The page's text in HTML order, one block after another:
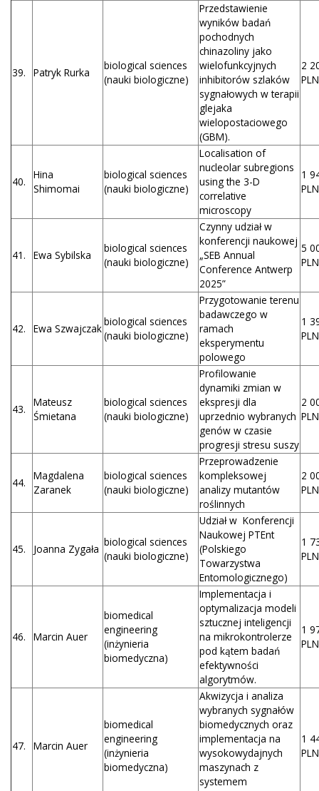
39. Patryk Rurka
biological sciences
(nauki biologiczne)
Przedstawienie
wyników badań
pochodnych
chinazoliny jako
wielofunkcyjnych
inhibitorów szlaków
sygnałowych w terapii
glejaka
wielopostaciowego
(GBM).
2
PLN
40.
Hina
Shimomai
biological sciences
(nauki biologiczne)
Localisation of
nucleolar subregions
using the 3-D
correlative
microscopy
1
PLN
41. Ewa Sybilska
biological sciences
(nauki biologiczne)
Czynny udział w
konferencji naukowej
„SEB Annual
Conference Antwerp
2025”
5
PLN
42. Ewa Szwajczak
biological sciences
(nauki biologiczne)
Przygotowanie terenu
badawczego w
ramach
eksperymentu
polowego
1
PLN
43.
Mateusz
Śmietana
biological sciences
(nauki biologiczne)
Profilowanie
dynamiki zmian w
ekspresji dla
uprzednio wybranych
genów w czasie
progresji stresu suszy
2
PLN
44.
Magdalena
Zaranek
biological sciences
(nauki biologiczne)
Przeprowadzenie
kompleksowej
analizy mutantów
roślinnych
2
PLN
45. Joanna Zygała
biological sciences
(nauki biologiczne)
Udział w Konferencji
Naukowej PTEnt
(Polskiego
Towarzystwa
Entomologicznego)
1
PLN
46. Marcin Auer
biomedical
engineering
(inżynieria
biomedyczna)
Implementacja i
optymalizacja modeli
sztucznej inteligencji
na mikrokontrolerze
pod kątem badań
efektywności
algorytmów.
1
PLN
47. Marcin Auer
biomedical
engineering
(inżynieria
biomedyczna)
Akwizycja i analiza
wybranych sygnałów
biomedycznych oraz
implementacja na
wysokowydajnych
maszynach z
systemem
1
PLN